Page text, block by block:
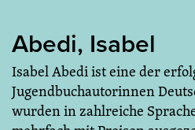
Abedi, Isabel
Isabel Abedi ist eine der
Jugendbuchautorinnen
wurden in zahlreiche